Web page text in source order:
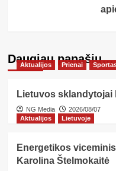
Daugiau panašių…
Aktualijos Prienai
Lietuvos sklandytojai
NG Media
2026/08/07
Aktualijos
Lietuvoje
Energetikos
Karolina Štelmokaitė